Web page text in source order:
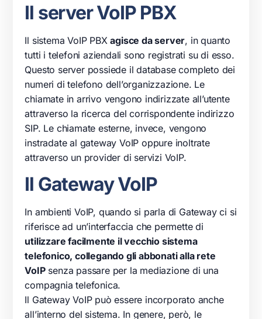
Il server VoIP PBX
Il sistemaVoIP PBX agisce daserver, in quanto
tutti i telefoni aziendali sono registrati su di esso.
Questo serverpossiede il database completo dei
numeri ditelefono dell’organizzazione. Le
chiamate in arrivo vengono indirizzate all’utente
attraverso la ricerca del corrispondente indirizzo
SIP. Le chiamate esterne, invece, vengono
instradate al gateway VoIP oppure inoltrate
attraverso un provider di servizi VoIP.
Il Gateway VoIP
In ambienti VoIP, quando si parla di Gateway ci si
riferisce ad un’interfaccia che permette di
utilizzare facilmente il vecchio sistema
telefonico, collegando gli abbonati alla rete
VoIPsenza passare per la mediazione di una
compagnia telefonica.
Il GatewayVoIPpuò essere incorporato anche
all’interno del sistema. In genere, però, le